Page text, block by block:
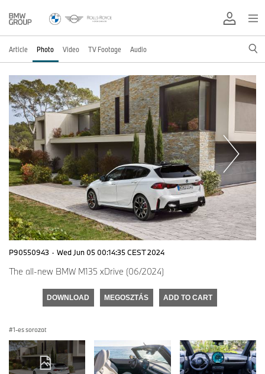
Article Photo Video TV Footage Audio
P90550943 · Wed Jun 05 00:14:35 CEST 2024
The all-new BMW M135 xDrive (06/2024)
DOWNLOAD MEGOSZTÁS ADD TO CART
1-es sorozat